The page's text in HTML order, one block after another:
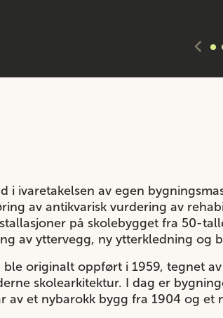
i ivaretakelsen av egen
av antikvarisk vurdering av
på skolebygget fra 50-
av yttervegg, ny ytterkledning og
ble originalt oppført i 1959, tegnet
skolearkitektur. I dag er
av et nybarokk bygg fra 1904 og et